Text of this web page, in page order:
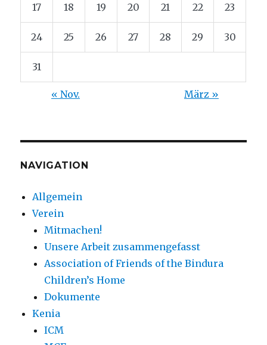
17 18 19 20 21 22 23
24 25 26 27 28 29 30
31
« Nov. März »
NAVIGATION
Allgemein
Verein
Mitmachen!
Unsere Arbeit zusammengefasst
Association of Friends of the Bindura
Children’s Home
Dokumente
Kenia
ICM